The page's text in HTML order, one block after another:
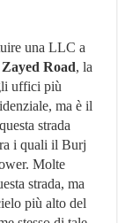
una LLC a
Road, la
uffici più
ma è il
strada
i quali il Burj
Molte
strada, ma
più alto del